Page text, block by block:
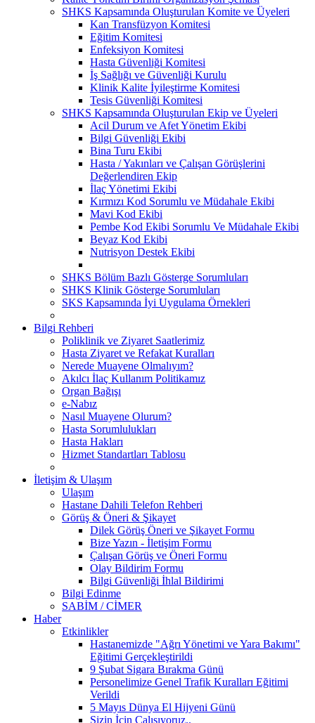
SHKS Kapsamında Oluşturulan Komite ve Üyeleri
Kan Transfüzyon Komitesi
Eğitim Komitesi
Enfeksiyon Komitesi
Hasta Güvenliği Komitesi
İş Sağlığı ve Güvenliği Kurulu
Klinik Kalite İyileştirme Komitesi
Tesis Güvenliği Komitesi
SHKS Kapsamında Oluşturulan Ekip ve Üyeleri
Acil Durum ve Afet Yönetim Ekibi
Bilgi Güvenliği Ekibi
Bina Turu Ekibi
Hasta / Yakınları ve Çalışan Görüşlerini
Değerlendiren Ekip
İlaç Yönetimi Ekibi
Kırmızı Kod Sorumlu ve Müdahale Ekibi
Mavi Kod Ekibi
Pembe Kod Ekibi Sorumlu Ve Müdahale Ekibi
Beyaz Kod Ekibi
Nutrisyon Destek Ekibi
SHKS Bölüm Bazlı Gösterge Sorumluları
SHKS Klinik Gösterge Sorumluları
SKS Kapsamında İyi Uygulama Örnekleri
Bilgi Rehberi
Poliklinik ve Ziyaret Saatlerimiz
Hasta Ziyaret ve Refakat Kuralları
Nerede Muayene Olmalıyım?
Akılcı İlaç Kullanım Politikamız
Organ Bağışı
e-Nabız
Nasıl Muayene Olurum?
Hasta Sorumlulukları
Hasta Hakları
Hizmet Standartları Tablosu
İletişim & Ulaşım
Ulaşım
Hastane Dahili Telefon Rehberi
Görüş & Öneri & Şikayet
Dilek Görüş Öneri ve Şikayet Formu
Bize Yazın - İletişim Formu
Çalışan Görüş ve Öneri Formu
Olay Bildirim Formu
Bilgi Güvenliği İhlal Bildirimi
Bilgi Edinme
SABİM / CİMER
Haber
Etkinlikler
Hastanemizde "Ağrı Yönetimi ve Yara Bakımı"
Eğitimi Gerçekleştirildi
9 Şubat Sigara Bırakma Günü
Personelimize Genel Trafik Kuralları Eğitimi
Verildi
5 Mayıs Dünya El Hijyeni Günü
Sizin İçin Çalışıyoruz..